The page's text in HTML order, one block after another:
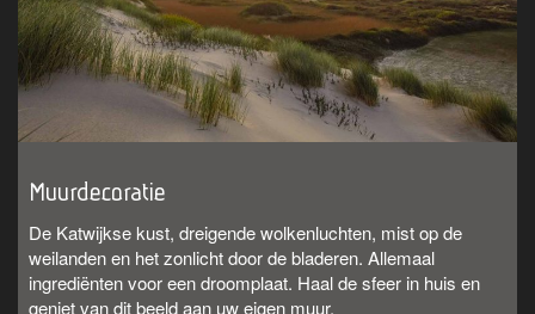
Muurdecoratie
De Katwijkse kust, dreigende wolkenluchten, mist op de
weilanden en het zonlicht door de bladeren. Allemaal
ingrediënten voor een droomplaat. Haal de sfeer in huis en
geniet van dit beeld aan uw eigen muur.